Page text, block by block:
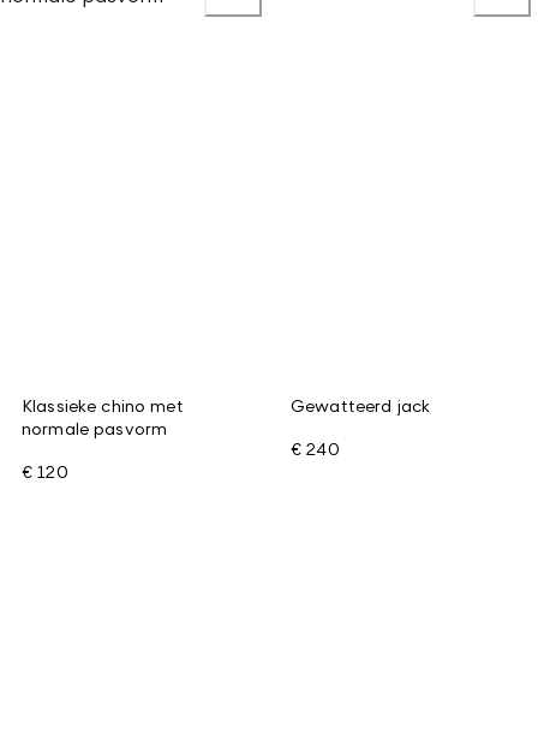
Klassieke chino met
normale pasvorm
€ 120
Gewatteerd jack
€ 240